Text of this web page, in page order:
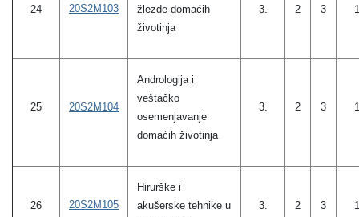
24 20S2M103
žlezde domaćih
životinja
3. 2 3 1
25 20S2M104
Andrologija i
veštačko
osemenjavanje
domaćih životinja
3. 2 3 1
26 20S2M105
Hirurške i
akušerske tehnike u
3. 2 3 1